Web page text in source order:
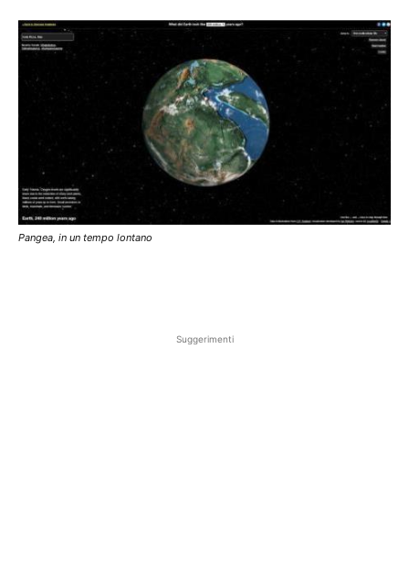
Pangea, in un tempo lontano
Suggerimenti